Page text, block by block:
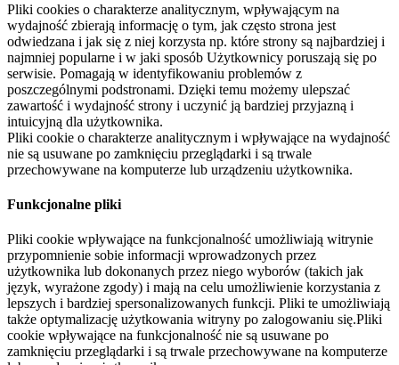
Pliki cookies o charakterze analitycznym, wpływającym na
wydajność zbierają informację o tym, jak często strona jest
odwiedzana i jak się z niej korzysta np. które strony są najbardziej i
najmniej popularne i w jaki sposób Użytkownicy poruszają się po
serwisie. Pomagają w identyfikowaniu problemów z
poszczególnymi podstronami. Dzięki temu możemy ulepszać
zawartość i wydajność strony i uczynić ją bardziej przyjazną i
intuicyjną dla użytkownika.
Pliki cookie o charakterze analitycznym i wpływające na wydajność
nie są usuwane po zamknięciu przeglądarki i są trwale
przechowywane na komputerze lub urządzeniu użytkownika.
Funkcjonalne pliki
Pliki cookie wpływające na funkcjonalność umożliwiają witrynie
przypomnienie sobie informacji wprowadzonych przez
użytkownika lub dokonanych przez niego wyborów (takich jak
język, wyrażone zgody) i mają na celu umożliwienie korzystania z
lepszych i bardziej spersonalizowanych funkcji. Pliki te umożliwiają
także optymalizację użytkowania witryny po zalogowaniu się.Pliki
cookie wpływające na funkcjonalność nie są usuwane po
zamknięciu przeglądarki i są trwale przechowywane na komputerze